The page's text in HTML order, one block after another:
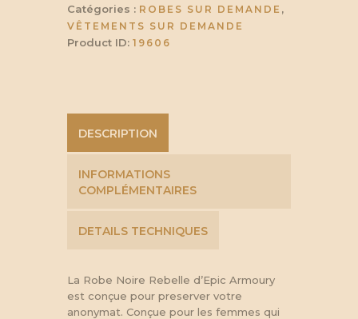
Catégories : ROBES SUR DEMANDE ,
VÊTEMENTS SUR DEMANDE
Product ID: 19606
DESCRIPTION
INFORMATIONS
COMPLÉMENTAIRES
DETAILS TECHNIQUES
La Robe Noire Rebelle d’Epic Armoury
est conçue pour preserver votre
anonymat. Conçue pour les femmes qui